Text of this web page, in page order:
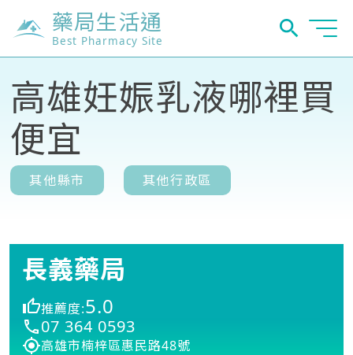
藥局生活通
Best Pharmacy Site
高雄妊娠乳液哪裡買
便宜
其他縣市 其他行政區
長義藥局
推薦度:5.0
07 364 0593
高雄市楠梓區惠民路48號